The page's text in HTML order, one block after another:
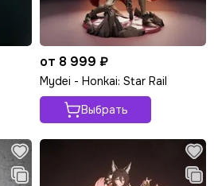
от 8 999 ₽
Mydei - Honkai: Star Rail
Выбрать